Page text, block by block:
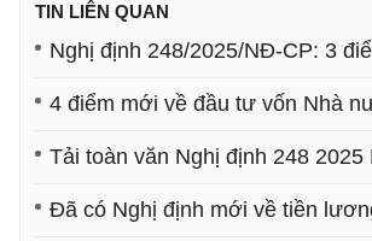
TIN LIÊN QUAN
Nghị định 248/2025/NĐ-CP: 3
4 điểm mới về đầu tư vốn Nhà
Tải toàn văn Nghị định 248
Đã có Nghị định mới về tiền